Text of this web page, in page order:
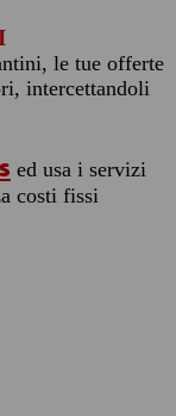
le tue offerte
intercettandoli
ed usa i servizi
costi fissi